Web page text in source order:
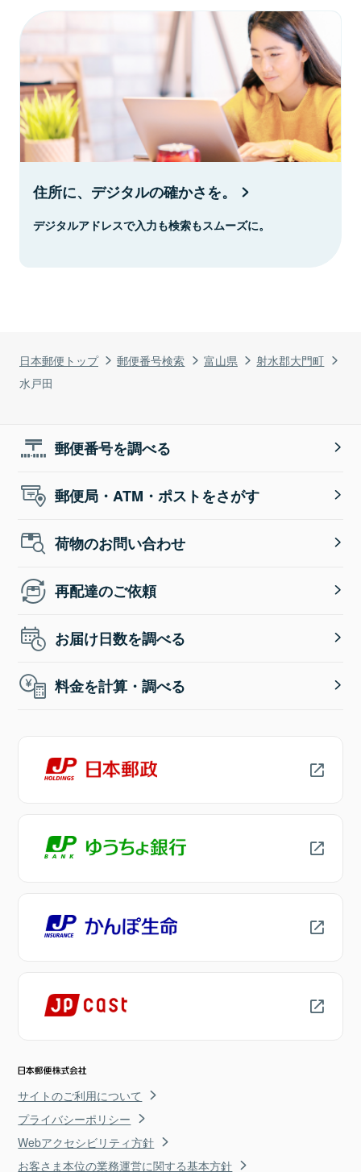
日本郵便トップ 郵便番号検索 富山県
射水郡大門町
水戸田
住所に、デジタルの確かさを。
デジタルアドレスで入力も検索もスムーズに。
郵便番号を調べる
郵便局・ATM・ポストをさがす
荷物のお問い合わせ
再配達のご依頼
お届け日数を調べる
料金を計算・調べる
サイトのご利用について
プライバシーポリシー
Webアクセシビリティ方針
お客さま本位の業務運営に関する基本方針